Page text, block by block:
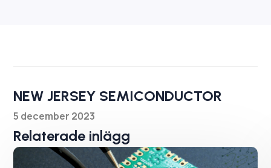
NEW JERSEY SEMICONDUCTOR
5 december 2023
Relaterade inlägg